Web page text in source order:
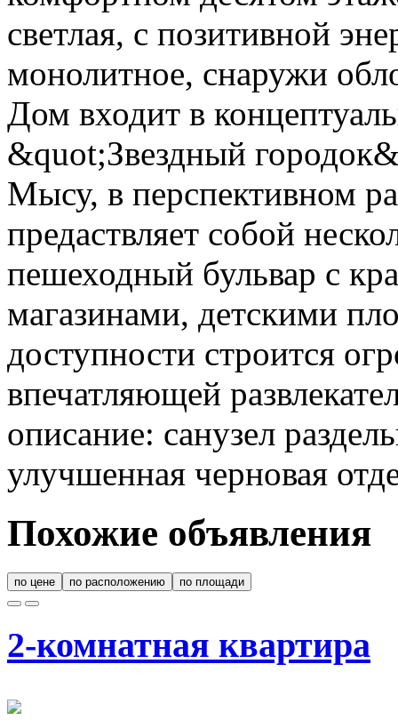
светлая, с позитивной
монолитное, снаружи
Дом входит в
&quot;Звездный
Мысу, в перспективном
предаствляет собой
пешеходный бульвар с
магазинами, детскими
доступности строится
впечатляющей
описание: санузел
улучшенная черновая
Похожие объявления
по цене по расположению по площади
2-комнатная квартира